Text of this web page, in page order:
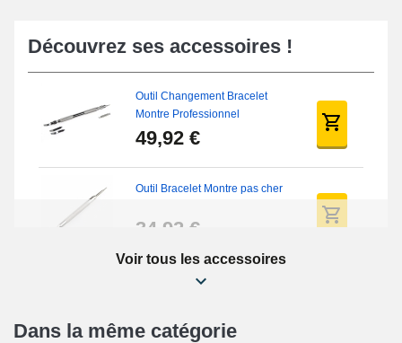
Découvrez ses accessoires !
Outil Changement Bracelet
Montre Professionnel
49,92 €
Outil Bracelet Montre pas cher
34,92 €
Kit Réparation Montre Débutant
16,90 €
Voir tous les accessoires
Dans la même catégorie